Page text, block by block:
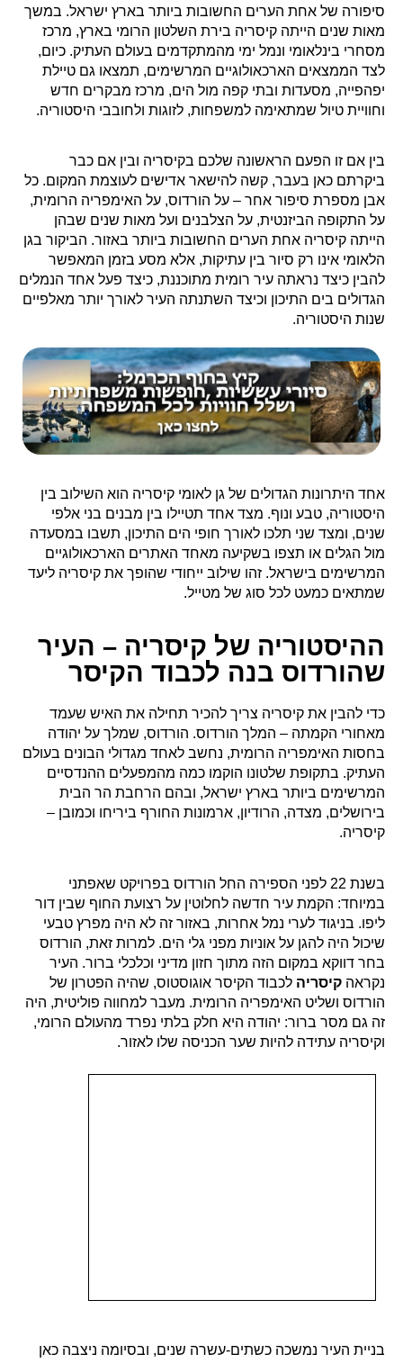
סיפורה של אחת הערים החשובות ביותר בארץ ישראל. במשך
מאות שנים הייתה קיסריה בירת השלטון הרומי בארץ, מרכז
מסחרי בינלאומי ונמל ימי מהמתקדמים בעולם העתיק. כיום,
לצד הממצאים הארכאולוגיים המרשימים, תמצאו גם טיילת
יפהפייה, מסעדות ובתי קפה מול הים, מרכז מבקרים חדש
וחוויית טיול שמתאימה למשפחות, לזוגות ולחובבי היסטוריה.
בין אם זו הפעם הראשונה שלכם בקיסריה ובין אם כבר
ביקרתם כאן בעבר, קשה להישאר אדישים לעוצמת המקום. כל
אבן מספרת סיפור אחר – על הורדוס, על האימפריה הרומית,
על התקופה הביזנטית, על הצלבנים ועל מאות שנים שבהן
הייתה קיסריה אחת הערים החשובות ביותר באזור. הביקור בגן
הלאומי אינו רק סיור בין עתיקות, אלא מסע בזמן המאפשר
להבין כיצד נראתה עיר רומית מתוכננת, כיצד פעל אחד הנמלים
הגדולים בים התיכון וכיצד השתנתה העיר לאורך יותר מאלפיים
שנות היסטוריה.
אחד היתרונות הגדולים של גן לאומי קיסריה הוא השילוב בין
היסטוריה, טבע ונוף. מצד אחד תטיילו בין מבנים בני אלפי
שנים, ומצד שני תלכו לאורך חופי הים התיכון, תשבו במסעדה
מול הגלים או תצפו בשקיעה מאחד האתרים הארכאולוגיים
המרשימים בישראל. זהו שילוב ייחודי שהופך את קיסריה ליעד
שמתאים כמעט לכל סוג של מטייל.
ההיסטוריה של קיסריה – העיר
שהורדוס בנה לכבוד הקיסר
כדי להבין את קיסריה צריך להכיר תחילה את האיש שעמד
מאחורי הקמתה – המלך הורדוס. הורדוס, שמלך על יהודה
בחסות האימפריה הרומית, נחשב לאחד מגדולי הבונים בעולם
העתיק. בתקופת שלטונו הוקמו כמה מהמפעלים ההנדסיים
המרשימים ביותר בארץ ישראל, ובהם הרחבת הר הבית
בירושלים, מצדה, הרודיון, ארמונות החורף ביריחו וכמובן –
קיסריה.
בשנת 22 לפני הספירה החל הורדוס בפרויקט שאפתני
במיוחד: הקמת עיר חדשה לחלוטין על רצועת החוף שבין דור
ליפו. בניגוד לערי נמל אחרות, באזור זה לא היה מפרץ טבעי
שיכול היה להגן על אוניות מפני גלי הים. למרות זאת, הורדוס
בחר דווקא במקום הזה מתוך חזון מדיני וכלכלי ברור. העיר
נקראה קיסריה לכבוד הקיסר אוגוסטוס, שהיה הפטרון של
הורדוס ושליט האימפריה הרומית. מעבר למחווה פוליטית, היה
זה גם מסר ברור: יהודה היא חלק בלתי נפרד מהעולם הרומי,
וקיסריה עתידה להיות שער הכניסה שלו לאזור.
בניית העיר נמשכה כשתים-עשרה שנים, ובסיומה ניצבה כאן